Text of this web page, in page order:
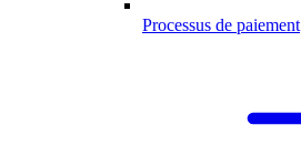
Processus de paiement